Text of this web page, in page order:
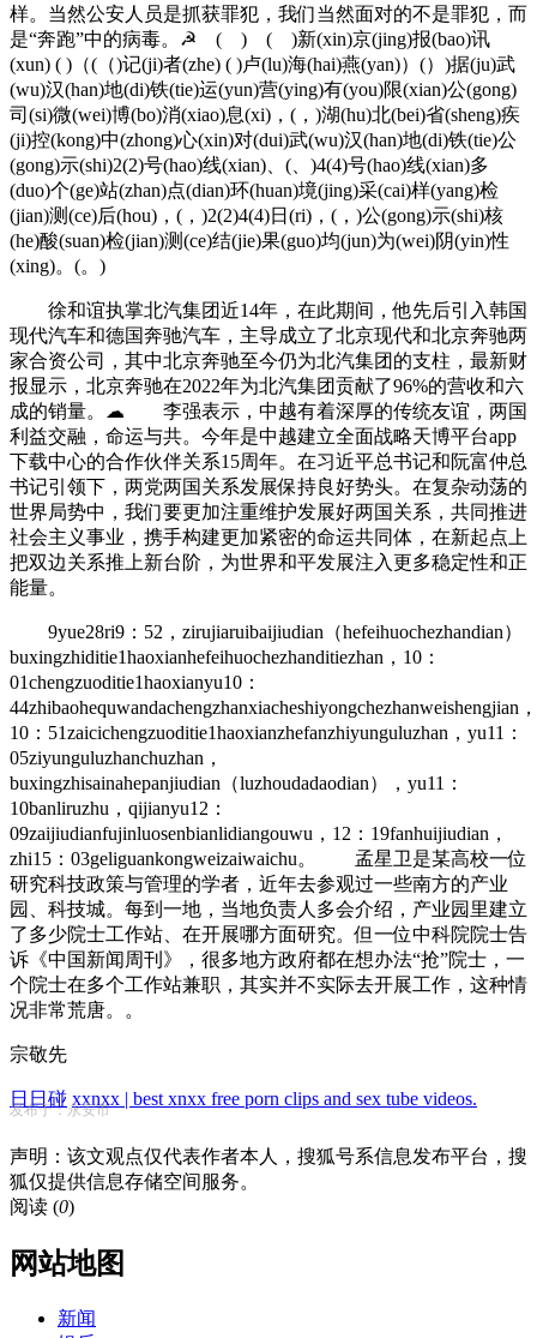
样。当然公安人员是抓获罪犯，我们当然面对的不是罪犯，而
是“奔跑”中的病毒。☭ ( ) ( )新(xin)京(jing)报(bao)讯
(xun) ( )（(（)记(ji)者(zhe) ( )卢(lu)海(hai)燕(yan)）(）)据(ju)武
(wu)汉(han)地(di)铁(tie)运(yun)营(ying)有(you)限(xian)公(gong)
司(si)微(wei)博(bo)消(xiao)息(xi)，(，)湖(hu)北(bei)省(sheng)疾
(ji)控(kong)中(zhong)心(xin)对(dui)武(wu)汉(han)地(di)铁(tie)公
(gong)示(shi)2(2)号(hao)线(xian)、(、)4(4)号(hao)线(xian)多
(duo)个(ge)站(zhan)点(dian)环(huan)境(jing)采(cai)样(yang)检
(jian)测(ce)后(hou)，(，)2(2)4(4)日(ri)，(，)公(gong)示(shi)核
(he)酸(suan)检(jian)测(ce)结(jie)果(guo)均(jun)为(wei)阴(yin)性
(xing)。(。)
徐和谊执掌北汽集团近14年，在此期间，他先后引入韩国
现代汽车和德国奔驰汽车，主导成立了北京现代和北京奔驰两
家合资公司，其中北京奔驰至今仍为北汽集团的支柱，最新财
报显示，北京奔驰在2022年为北汽集团贡献了96%的营收和六
成的销量。☁ 李强表示，中越有着深厚的传统友谊，两国
利益交融，命运与共。今年是中越建立全面战略天博平台app
下载中心的合作伙伴关系15周年。在习近平总书记和阮富仲总
书记引领下，两党两国关系发展保持良好势头。在复杂动荡的
世界局势中，我们要更加注重维护发展好两国关系，共同推进
社会主义事业，携手构建更加紧密的命运共同体，在新起点上
把双边关系推上新台阶，为世界和平发展注入更多稳定性和正
能量。
9yue28ri9：52，zirujiaruibaijiudian（hefeihuochezhandian）
buxingzhiditie1haoxianhefeihuochezhanditiezhan，10：
01chengzuoditie1haoxianyu10：
44zhibaohequwandachengzhanxiacheshiyongchezhanweishengjian，
10：51zaicichengzuoditie1haoxianzhefanzhiyunguluzhan，yu11：
05ziyunguluzhanchuzhan，
buxingzhisainahepanjiudian（luzhoudadaodian），yu11：
10banliruzhu，qijianyu12：
09zaijiudianfujinluosenbianlidiangouwu，12：19fanhuijiudian，
zhi15：03geliguankongweizaiwaichu。 孟星卫是某高校一位
研究科技政策与管理的学者，近年去参观过一些南方的产业
园、科技城。每到一地，当地负责人多会介绍，产业园里建立
了多少院士工作站、在开展哪方面研究。但一位中科院院士告
诉《中国新闻周刊》，很多地方政府都在想办法“抢”院士，一
个院士在多个工作站兼职，其实并不实际去开展工作，这种情
况非常荒唐。。
宗敬先
日日碰 xxnxx | best xnxx free porn clips and sex tube videos.
发布于：永安市
声明：该文观点仅代表作者本人，搜狐号系信息发布平台，搜
狐仅提供信息存储空间服务。
阅读 (0)
网站地图
新闻